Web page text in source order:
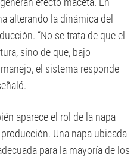
alterando la dinámica del
“No se trata de que el
sino de que, bajo
el sistema responde
aparece el rol de la napa
Una napa ubicada
para la mayoría de los